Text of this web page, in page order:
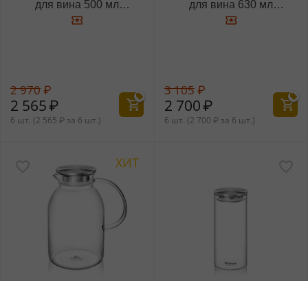
для вина 500 мл
WL‑888019/6A
2 970₽
2 565₽
6 шт. (2 565 ₽ за 6 шт.)
для вина 630 мл
WL‑888020/6A
3 105₽
2 700₽
6 шт. (2 700 ₽ за 6 шт.)
ХИТ